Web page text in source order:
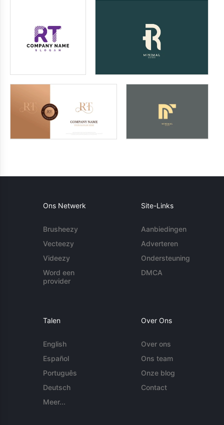
Ons Netwerk
Brusheezy
Vecteezy
Videezy
Word een
provider
Site-Links
Aanbiedingen
Adverteren
Ondersteuning
DMCA
Talen
English
Español
Português
Deutsch
Meer...
Over Ons
Over ons
Ons team
Onze blog
Contact